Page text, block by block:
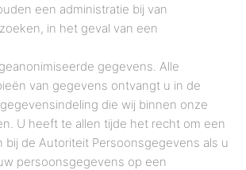
een administratie bij van
in het geval van een
gegevens. Alle
van gegevens ontvangt u in de
die wij binnen onze
U heeft te allen tijde het recht om een
bij de Autoriteit Persoonsgegevens als u
persoonsgegevens op een